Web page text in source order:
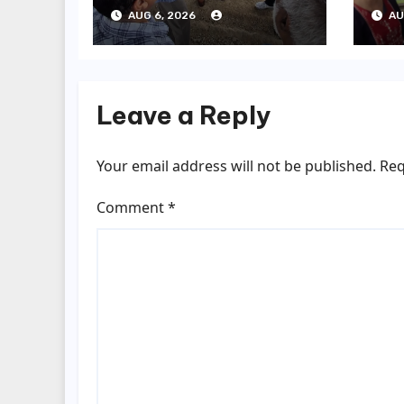
डीएम ने किया निरीक्षण…
AUG 6, 2026
Leave a Reply
Your email address will not be published.
Comment*